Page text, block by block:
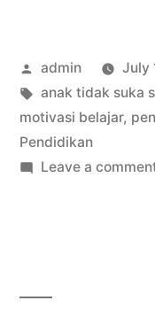
Posted
by
admin July
Tags:
anak tidak suka
motivasi belajar,
Pendidikan
Leave a